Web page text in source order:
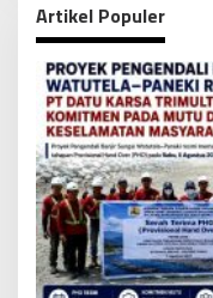
Artikel Populer